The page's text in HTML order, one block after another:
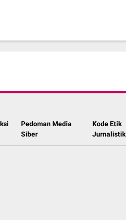
Pedoman Media
Siber
Kode Etik
Jurnalistik